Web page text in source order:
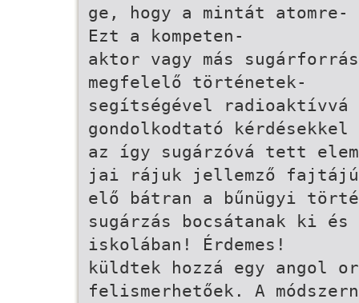
ge, hogy a mintát atomre-
Ezt a kompeten-
aktor vagy más
megfelelő történetek-
segítségével
gondolkodtató kérdésekkel
az így sugárzóvá tett
jai rájuk jellemző fajtájú
elő bátran a bűnügyi
sugárzás bocsátanak ki
iskolában! Érdemes!
küldtek hozzá egy angol
felismerhetőek. A